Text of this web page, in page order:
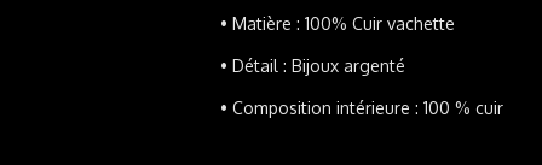
• Matière : 100% Cuir vachette
• Détail : Bijoux argenté
• Composition intérieure : 100 % cuir